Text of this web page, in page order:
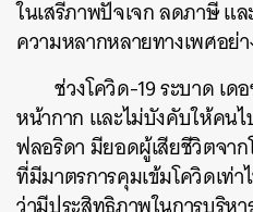
ในเสรีภาพปัจเจก ลดภาษี แ
ความหลากหลายทางเพศอย่
ช่วงโควิด-19 ระบาด เด
หน้ากาก และไม่บังคับให้คน
ฟลอริดา มียอดผู้เสียชีวิตจา
ที่มีมาตรการคุมเข้มโควิดเท่